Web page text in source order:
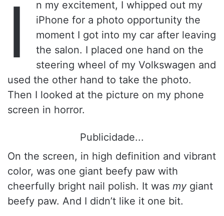
I
n my excitement, I whipped out my
iPhone for a photo opportunity the
moment I got into my car after leaving
the salon. I placed one hand on the
steering wheel of my Volkswagen and
used the other hand to take the photo.
Then I looked at the picture on my phone
screen in horror.
Publicidade...
On the screen, in high definition and vibrant
color, was one giant beefy paw with
cheerfully bright nail polish. It was my giant
beefy paw. And I didn’t like it one bit.